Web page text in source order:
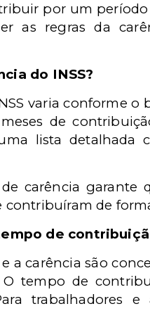
por um
as regras da
do INSS?
varia conforme
de
lista detalhada
carência garante
de
de
a carência são
O tempo de
trabalhadores